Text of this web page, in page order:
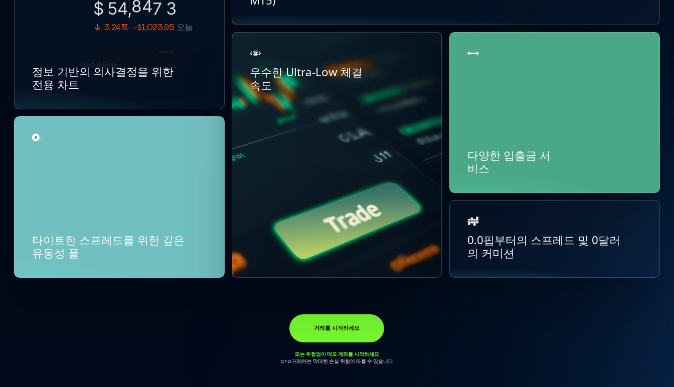
$ 54,890 7
3.24% · -$1,023.95 오늘
정보 기반의 의사결정을 위한
전용 차트
타이트한 스프레드를 위한 깊은
유동성 풀
우수한 Ultra-Low 체결
속도
다양한 입출금 서
비스
0.0핍부터의 스프레드 및 0달러
의 커미션
거래를 시작하세요
또는 위험없이 데모 계좌를 시작하세요
CFD 거래에는 막대한 손실 위험이 따를 수 있습니다